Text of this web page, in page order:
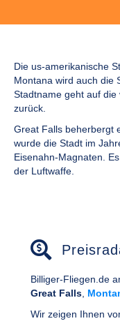
Die us-amerikanische
Montana wird auch die
Stadtname geht auf die
zurück.
Great Falls beherbergt
wurde die Stadt im
Eisenahn-Magnaten.
der Luftwaffe.
Billiger-Fliegen.de
Great Falls
Wir zeigen Ihnen